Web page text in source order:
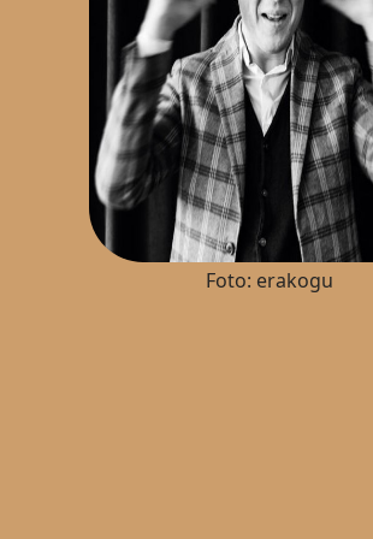
Foto: erakogu